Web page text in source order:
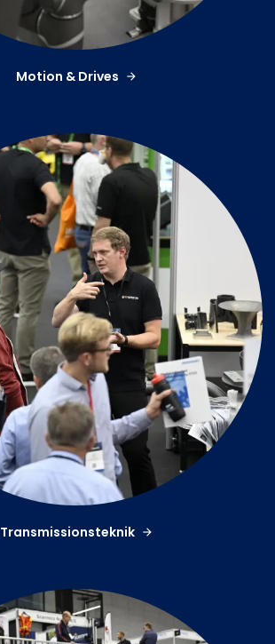
Motion & Drives
Transmissionsteknik